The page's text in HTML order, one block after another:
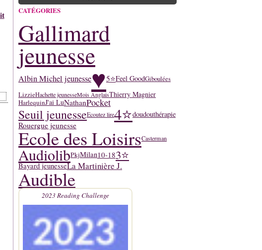
CATÉGORIES
Gallimard
jeunesse
Albin Michel jeunesse♥5⭐Feel GoodGiboulées
LizzieHachette jeunesseMois AnglaisThierry Magnier
HarlequinJ'ai LuNathanPocket
Seuil jeunesseEcoutez lire4⭐doudouthérapie
Rouergue jeunesse
Ecole des LoisirsCasterman
AudiolibPkjMilan10-183⭐
Bayard jeunesseLa Martinière J.
Audible
2023 Reading Challenge